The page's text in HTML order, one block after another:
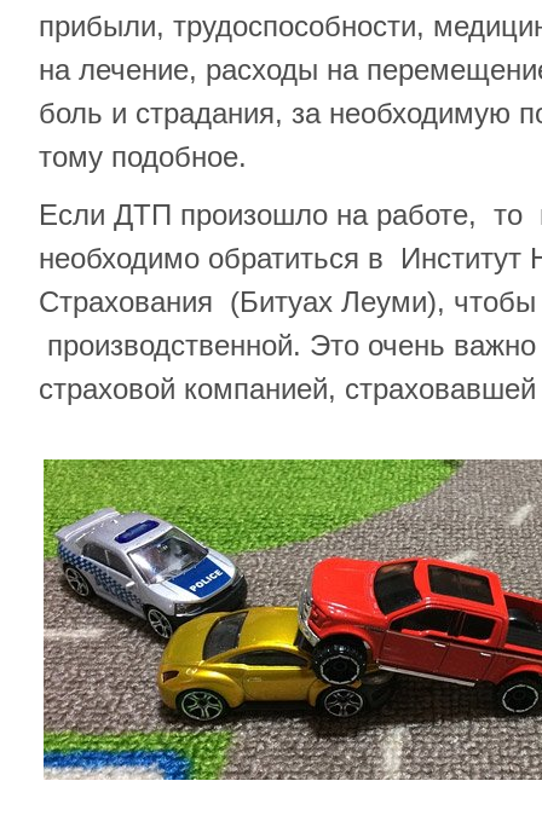
прибыли, трудоспособности,
на лечение, расходы на
боль и страдания, за необходимую
тому подобное.
Если ДТП произошло на работе,
необходимо обратиться в Институт
Страхования (Битуах Леуми), чтобы
производственной. Это очень
страховой компанией,